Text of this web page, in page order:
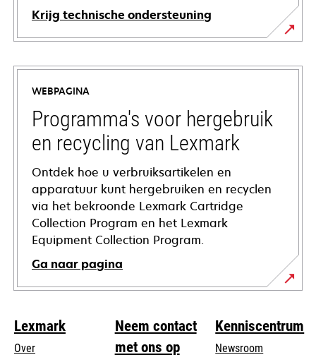
Krijg technische ondersteuning
opens
in
new
tab
WEBPAGINA
Programma's voor hergebruik
en recycling van Lexmark
Ontdek hoe u verbruiksartikelen en
apparatuur kunt hergebruiken en recyclen
via het bekroonde Lexmark Cartridge
Collection Program en het Lexmark
Equipment Collection Program.
Ga naar pagina
Lexmark
Over
Neem contact
met ons op
Kenniscentrum
Newsroom